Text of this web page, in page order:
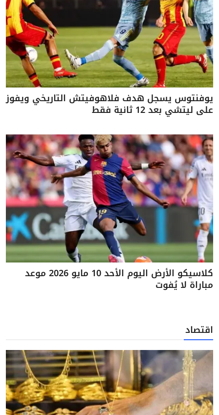
يوفنتوس يسجل هدف فلاهوفيتش التاريخي ويفوز
على ليتشي بعد 12 ثانية فقط
كلاسيكو الأرض اليوم الأحد 10 مايو 2026 موعد
مباراة لا يُفوت
اقتصاد